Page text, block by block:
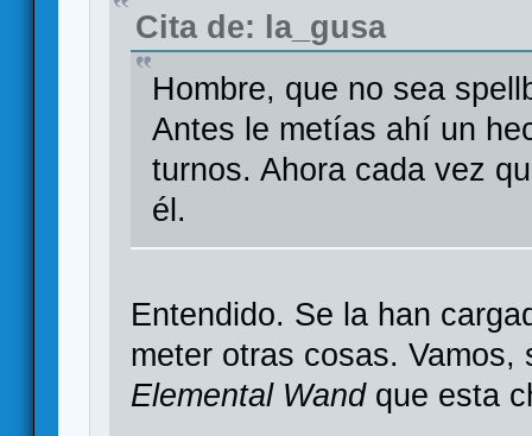
Cita de: la_gusa
Hombre, que no sea
Antes le metías ahí un
turnos. Ahora cada vez
él.
Entendido. Se la han
meter otras cosas.
Elemental Wandque esta